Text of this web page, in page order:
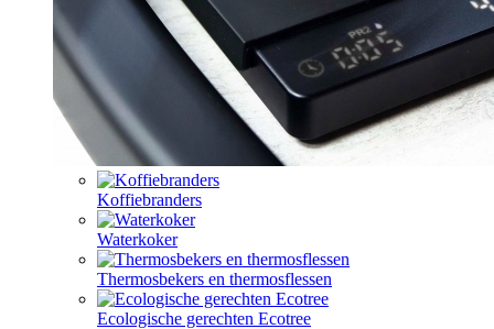
Koffiebranders
Waterkoker
Thermosbekers en thermosflessen
Ecologische gerechten Ecotree